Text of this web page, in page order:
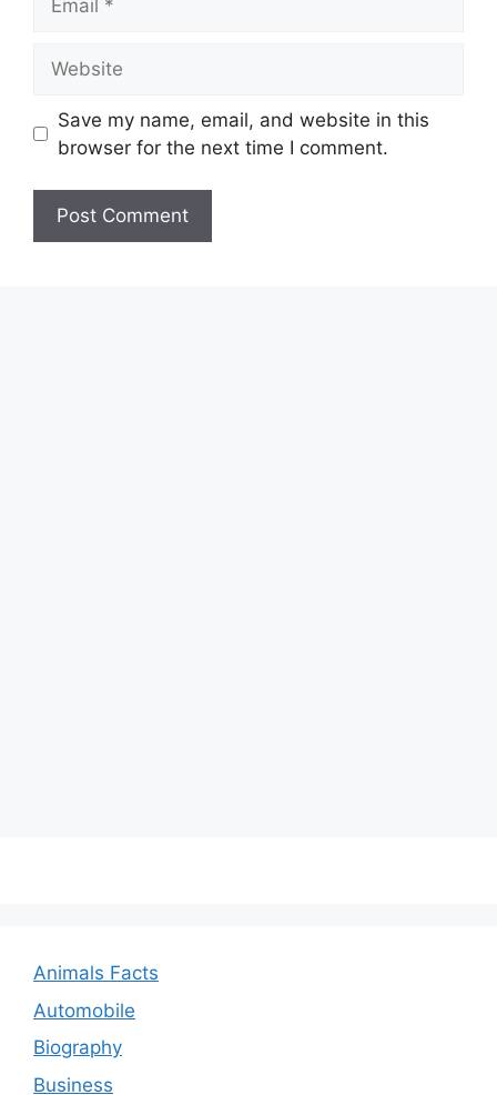
Save my name, email, and website in this
browser for the next time I comment.
Animals Facts
Automobile
Biography
Business